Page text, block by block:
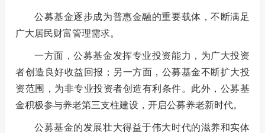
公募基金逐步成为普惠金融的重要载体，不断满足
广大居民财富管理需求。
一方面，公募基金发挥专业投资能力，为广大投资
者创造良好收益回报；另一方面，公募基金不断扩大投
资范围，为非专业投资者创造有利条件。此外，公募基
金积极参与养老第三支柱建设，开启公募养老新时代。
公募基金的发展壮大得益于伟大时代的滋养和实体